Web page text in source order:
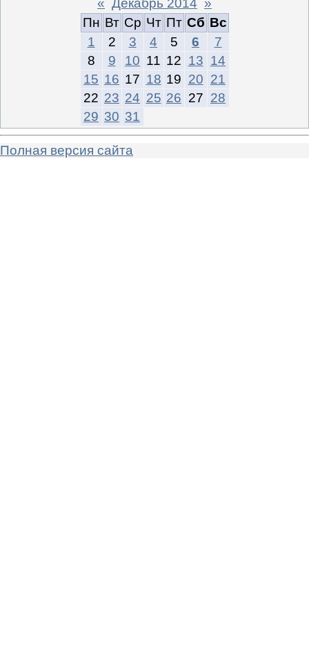
« Декабрь 2014 »
Пн Вт Ср Чт Пт Сб Вс
1
2 3 4 5 6
7
8
9 10 11 12 13 14
15 16 17 18 19 20 21
22 23 24 25 26 27 28
29 30 31
Полная версия сайта